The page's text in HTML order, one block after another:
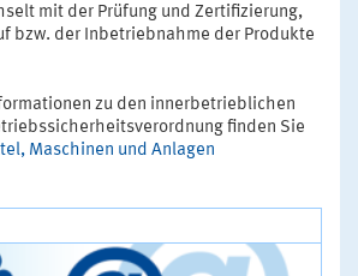
mit der Prüfung und Zertifizierung,
bzw. der Inbetriebnahme der Produkte
zu den innerbetrieblichen
finden Sie
Maschinen und Anlagen